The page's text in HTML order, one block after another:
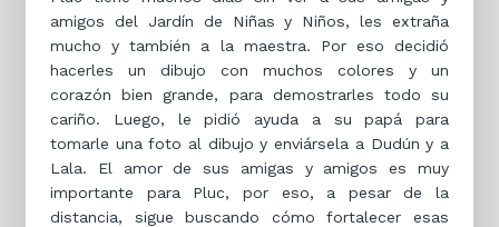
amigos del Jardín de Niñas y Niños, les extraña
mucho y también a la maestra. Por eso decidió
hacerles un dibujo con muchos colores y un
corazón bien grande, para demostrarles todo su
cariño. Luego, le pidió ayuda a su papá para
tomarle una foto al dibujo y enviársela a Dudún y a
Lala. El amor de sus amigas y amigos es muy
importante para Pluc, por eso, a pesar de la
distancia, sigue buscando cómo fortalecer esas